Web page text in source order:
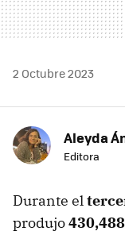
2 Octubre 2023
Aleyda
Editora
Durante el
produjo430,488